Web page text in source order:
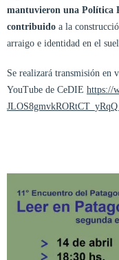
mantuvieron una Política
contribuido a la
arraigo e identidad en el
Se realizará transmisión en
YouTube de CeDIE https://
JLOS8gmvkRORtCT_yRqQ